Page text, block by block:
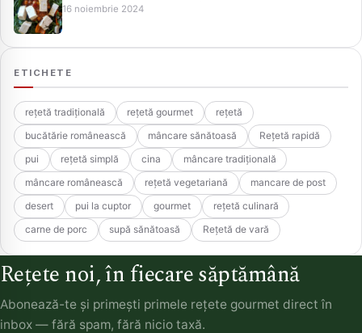
16 noiembrie 2024
ETICHETE
rețetă tradițională rețetă gourmet
rețetă
bucătărie românească
mâncare sănătoasă
Rețetă rapidă
pui
rețetă simplă cina
mâncare tradițională
mâncare românească
rețetă vegetariană
mancare de post
desert
pui la cuptor gourmet
rețetă culinară
carne de porc
supă sănătoasă Rețetă de vară
Rețete noi, în fiecare săptămână
Abonează-te și primești primele rețete gourmet direct în
inbox — fără spam, fără nicio taxă.